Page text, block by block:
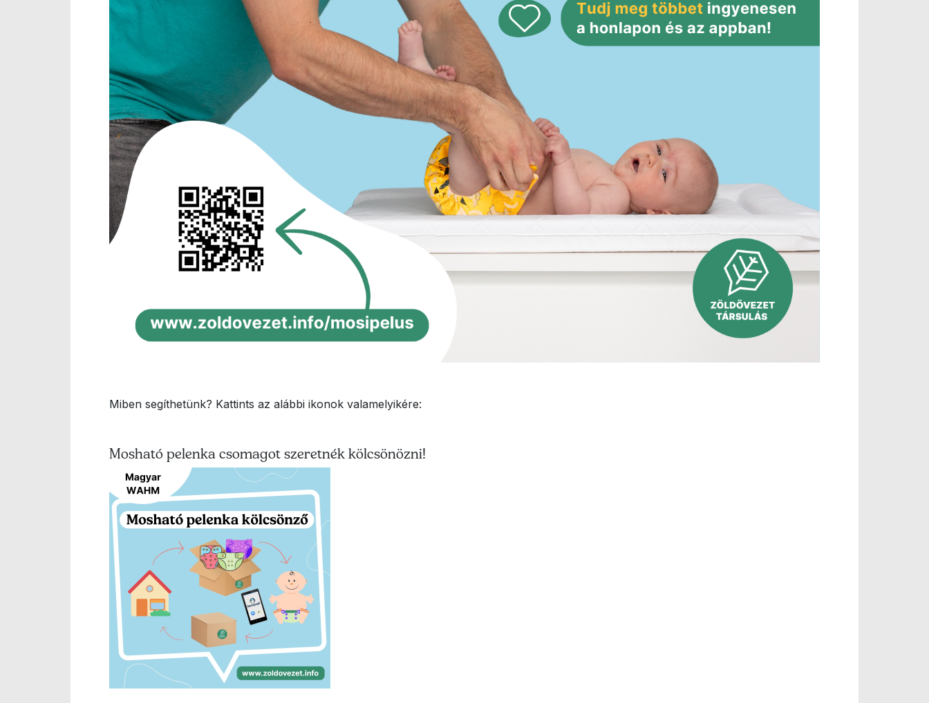
Miben segíthetünk? Kattints az alábbi ikonok valamelyikére:
Mosható pelenka csomagot szeretnék kölcsönözni!